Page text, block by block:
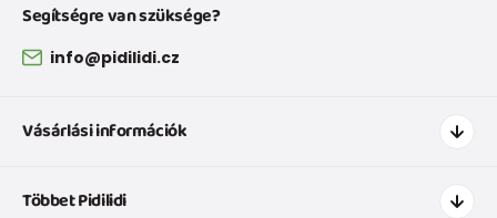
Segítségre van szüksége?
info@pidilidi.cz
Vásárlási információk
Szállítás és fizetés
Többet Pidilidi